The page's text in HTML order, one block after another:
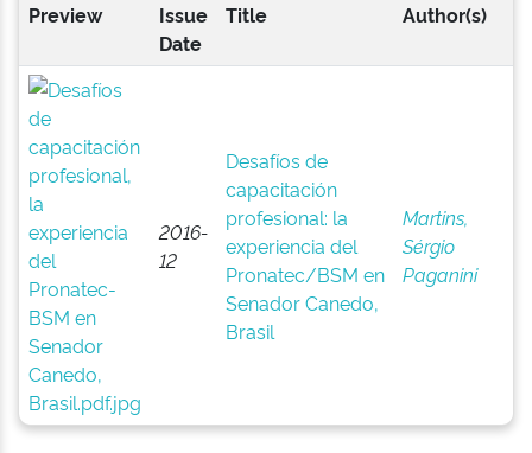
Preview
Issue
Date
Title Author(s)
2016-
12
Desafíos de
capacitación
profesional: la
experiencia del
Pronatec/BSM en
Senador Canedo,
Brasil
Martins,
Sérgio
Paganini